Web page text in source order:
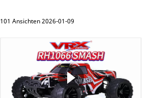
101 Ansichten 2026-01-09